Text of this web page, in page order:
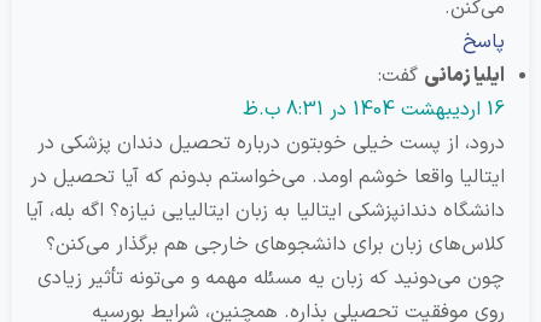
زمانی گفت:
از پست خیلی خوبتون درباره تحصیل دندان پزشکی در
واقعا خوشم اومد. می‌خواستم بدونم که آیا تحصیل در
دندانپزشکی ایتالیا به زبان ایتالیایی نیازه؟ اگه بله، آیا
زبان برای دانشجوهای خارجی هم برگذار می‌کنن؟
که زبان یه مسئله مهمه و می‌تونه تأثیر زیادی
موفقیت تحصیلی بذاره. همچنین، شرایط بورسیه